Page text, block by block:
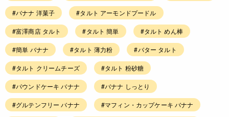
#バナナ 洋菓子 #タルト アーモンドプードル
#富澤商店 タルト #タルト 簡単 #タルト めん棒
#簡単 バナナ #タルト 薄力粉 #バター タルト
#タルト クリームチーズ #タルト 粉砂糖
#パウンドケーキ バナナ #バナナ しっとり
#グルテンフリー バナナ #マフィン・カップケーキ バナナ